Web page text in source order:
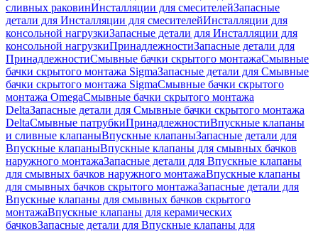
сливных раковинИнсталляции для смесителейЗапасные
детали для Инсталляции для смесителейИнсталляции для
консольной нагрузкиЗапасные детали для Инсталляции для
консольной нагрузкиПринадлежностиЗапасные детали для
ПринадлежностиСмывные бачки скрытого монтажаСмывные
бачки скрытого монтажа SigmaЗапасные детали для Смывные
бачки скрытого монтажа SigmaСмывные бачки скрытого
монтажа OmegaСмывные бачки скрытого монтажа
DeltaЗапасные детали для Смывные бачки скрытого монтажа
DeltaСмывные патрубкиПринадлежностиВпускные клапаны
и сливные клапаныВпускные клапаныЗапасные детали для
Впускные клапаныВпускные клапаны для смывных бачков
наружного монтажаЗапасные детали для Впускные клапаны
для смывных бачков наружного монтажаВпускные клапаны
для смывных бачков скрытого монтажаЗапасные детали для
Впускные клапаны для смывных бачков скрытого
монтажаВпускные клапаны для керамических
бачковЗапасные детали для Впускные клапаны для